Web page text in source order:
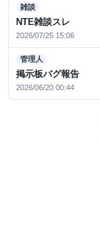
雑談
NTE雑談スレ
2026/07/25 15:06
管理人
掲示板バグ報告
2026/06/20 00:44